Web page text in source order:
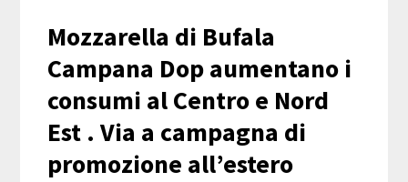
Mozzarella di Bufala
Campana Dop aumentano i
consumi al Centro e Nord
Est . Via a campagna di
promozione all’estero